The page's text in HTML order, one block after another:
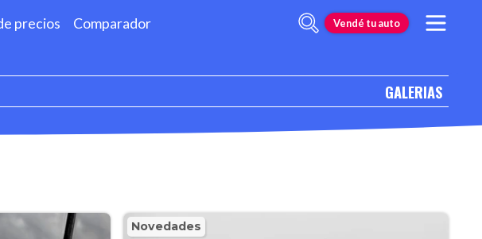
precios Comparador Vendé tu auto
GALERIAS
Novedades